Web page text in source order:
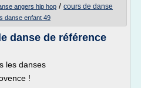
angers hip hop / cours de danse
danse enfant 49
danse de référence
les danses
!